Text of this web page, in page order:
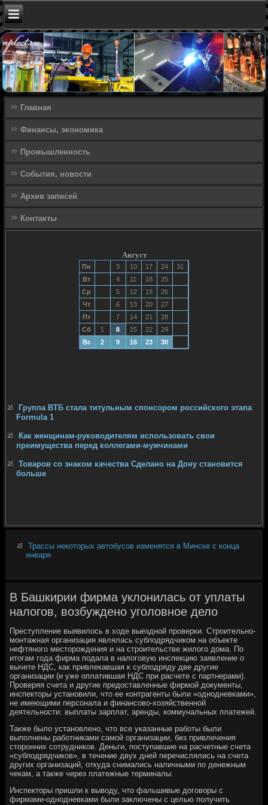
Главная
Финансы, экономика
Промышленность
События, новости
Архив записей
Контакты
Август
Пн 3 10 17 24
31
Вт
4 11 18
25
Ср
5 12 19
26
Чт
6 13 20
27
Пт
7 14 21
28
Сб
1 8 15 22
29
Вс
2 9 16 23 30
Группа ВТБ стала титульным спонсором российского этапа
Formula 1
Как женщинам-руководителям использовать свои
преимущества перед коллегами-мужчинами
Товаров со знаком качества Сделано на Дону становится
больше
Трассы некоторых автобусов изменятся в Минске с конца
января
В Башкирии фирма уклонилась от уплаты
налогов, возбуждено уголовное дело
Преступление выявилось в ходе выездной проверки. Строительно-
монтажная организация являлась субподрядчиком на объекте
нефтяного месторождения и на строительстве жилого дома. По
итогам года фирма подала в налоговую инспекцию заявление о
вычете НДС, как привлекавшая к субподряду две другие
организации (и уже оплатившая НДС при расчете с партнерами).
Проверяя счета и другие предоставленные фирмой документы,
инспекторы установили, что ее контрагенты были «однодневками»,
не имеющими персонала и финансово-хозяйственной
деятельности: выплаты зарплат, аренды, коммунальных платежей.
Также было установлено, что все указанные работы были
выполнены работниками самой организации, без привлечения
сторонних сотрудников. Деньги, поступавшие на расчетные счета
«субподрядчиков», в течение двух дней перечислялись на счета
других организаций, откуда снимались наличными по денежным
чекам, а также через платежные терминалы.
Инспекторы пришли к выводу, что фальшивые договоры с
фирмами-однодневками были заключены с целью получить